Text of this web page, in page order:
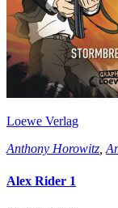
Loewe Verlag
Anthony Horowitz,
Alex Rider 1